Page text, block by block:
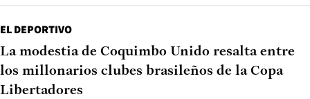
EL DEPORTIVO
La modestia de Coquimbo Unido resalta entre
los millonarios clubes brasileños de la Copa
Libertadores